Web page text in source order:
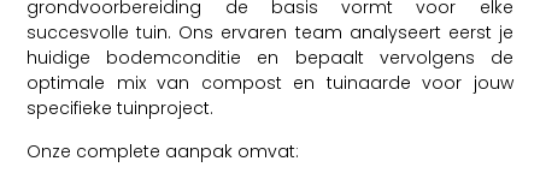
grondvoorbereiding de basis vormt voor elke
succesvolle tuin. Ons ervaren team analyseert eerst je
huidige bodemconditie en bepaalt vervolgens de
optimale mix van compost en tuinaarde voor jouw
specifieke tuinproject.
Onze complete aanpak omvat: